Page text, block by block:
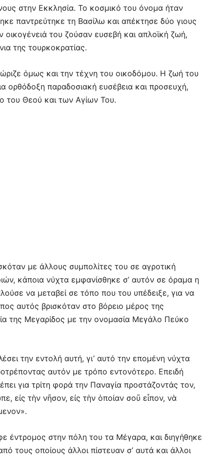
στην Εκκλησία. Το κοσμικό του όνομα ήταν
παντρεύτηκε τη Βασίλω και απέκτησε δύο γιους
του ζούσαν ευσεβή και απλοϊκή ζωή,
της τουρκοκρατίας.
όμως και την τέχνη του οικοδόμου. Η ζωή του
ορθόδοξη παραδοσιακή ευσέβεια και προσευχή,
του Θεού και των Αγίων Του.
με άλλους συμπολίτες του σε αγροτική
κάποια νύχτα εμφανίσθηκε σ’ αυτόν σε όραμα η
να μεταβεί σε τόπο που του υπέδειξε, για να
αυτός βρισκόταν στο βόρειο μέρος της
της Μεγαρίδος με την ονομασία Μεγάλο Πεύκο
την εντολή αυτή, γι’ αυτό την επομένη νύχτα
αυτόν με τρόπο εντονότερο. Επειδή
για τρίτη φορά την Παναγία προστάζοντάς τον,
εἰς τὴν νῆσον, εἰς τὴν ὁποίαν σοῦ εἶπον, νὰ
έντρομος στην πόλη του τα Μέγαρα, και διηγήθηκε
τους οποίους άλλοι πίστευαν σ’ αυτά και άλλοι